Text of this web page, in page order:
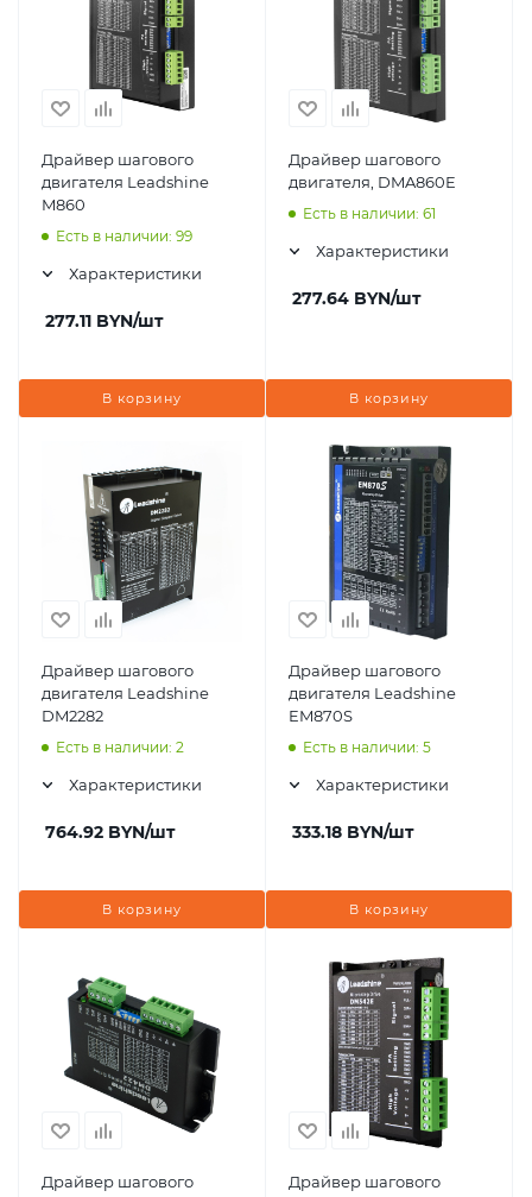
Драйвер шагового
двигателя Leadshine
M860
Есть в наличии: 99
Характеристики
277.11 BYN/шт
В корзину
Драйвер шагового
двигателя, DMA860E
Есть в наличии: 61
Характеристики
277.64 BYN/шт
В корзину
Драйвер шагового
двигателя Leadshine
DM2282
Есть в наличии: 2
Характеристики
764.92 BYN/шт
В корзину
Драйвер шагового
двигателя Leadshine
EM870S
Есть в наличии: 5
Характеристики
333.18 BYN/шт
В корзину
Драйвер шагового
Драйвер шагового